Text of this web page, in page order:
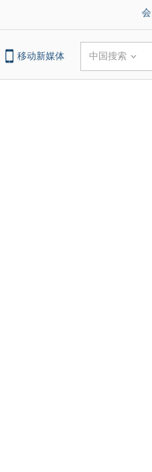
移动新媒体 中国搜索